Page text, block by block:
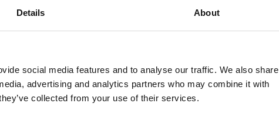
Details About
social media features and to analyse our traffic. We also share
advertising and analytics partners who may combine it with
collected from your use of their services.
skelettet, stödja lederna och främja hormonell balans
spårämnen: